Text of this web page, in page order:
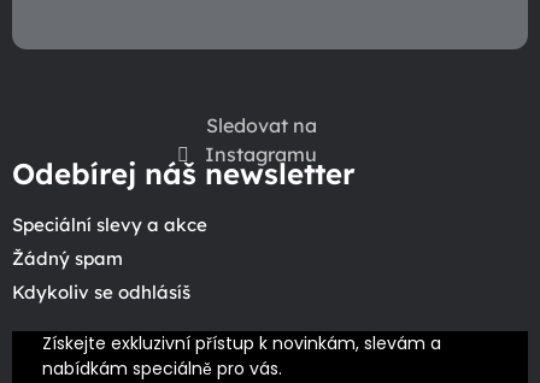
Sledovat na
Instagramu
Odebírej náš newsletter
Speciální slevy a akce
Žádný spam
Kdykoliv se odhlásíš
Získejte exkluzivní přístup k novinkám, slevám a
nabídkám speciálně pro vás.